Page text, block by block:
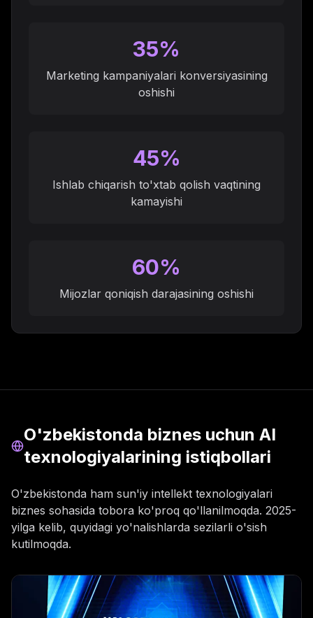
35%
Marketing kampaniyalari konversiyasining
oshishi
45%
Ishlab chiqarish to'xtab qolish vaqtining
kamayishi
60%
Mijozlar qoniqish darajasining oshishi
O'zbekistonda biznes uchun AI
texnologiyalarining istiqbollari
O'zbekistonda ham sun'iy intellekt texnologiyalari
biznes sohasida tobora ko'proq qo'llanilmoqda. 2025-
yilga kelib, quyidagi yo'nalishlarda sezilarli o'sish
kutilmoqda.